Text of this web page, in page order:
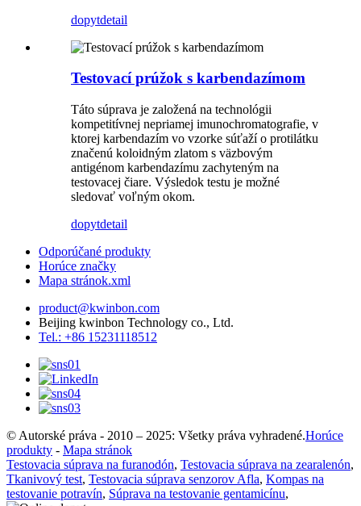
dopytdetail
Testovací prúžok s karbendazímom
Táto súprava je založená na technológii
kompetitívnej nepriamej imunochromatografie, v
ktorej karbendazím vo vzorke súťaží o protilátku
značenú koloidným zlatom s väzbovým
antigénom karbendazímu zachyteným na
testovacej čiare. Výsledok testu je možné
sledovať voľným okom.
dopytdetail
Odporúčané produkty
Horúce značky
Mapa stránok.xml
product@kwinbon.com
Beijing kwinbon Technology co., Ltd.
Tel.: +86 15231118512
© Autorské práva - 2010 – 2025: Všetky práva vyhradené.Horúce
produkty - Mapa stránok
Testovacia súprava na furanodón, Testovacia súprava na zearalenón,
Tkanivový test, Testovacia súprava senzorov Afla, Kompas na
testovanie potravín, Súprava na testovanie gentamicínu,